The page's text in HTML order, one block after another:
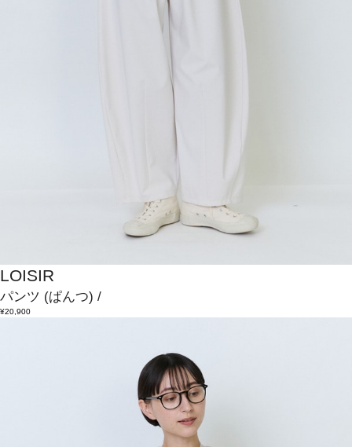
LOISIR
パンツ (ぱんつ) /
¥20,900